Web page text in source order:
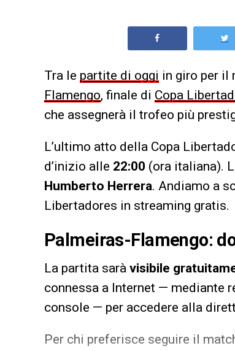
Tra le partite di oggi in giro per il
Flamengo, finale di Copa
che assegnerà il trofeo più
L’ultimo atto della Copa
d’inizio alle 22:00 (ora italiana).
Humberto Herrera. Andiamo a
Libertadores in streaming gratis.
Palmeiras-Flamengo:
La partita sarà visibile
connessa a Internet — mediante
console — per accedere alla
Per chi preferisce seguire il